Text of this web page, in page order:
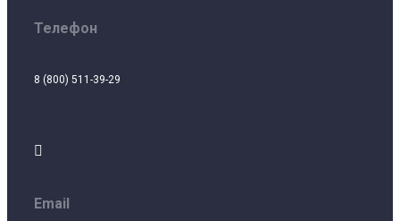
Телефон
8 (800) 511-39-29

Email